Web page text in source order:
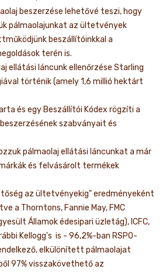
beszerzése lehetővé teszi, hogy
pálmaolajunkat az ültetvények
beszállítóinkkal a
terén is.
ellátási láncunk ellenőrzése Starling
történik (amely 1,6 millió hektárt
és egy Beszállítói Kódex rögzíti a
szabványait és
pálmaolaj ellátási láncunkat a már
és felvásárolt termékek
az ültetvényekig" eredményeként
a Thorntons, Fannie May, FMC
Államok édesipari üzletág), ICFC,
Kellogg's is - 96,2%-ban RSPO-
elkülönített pálmaolajat
97% visszakövethető az